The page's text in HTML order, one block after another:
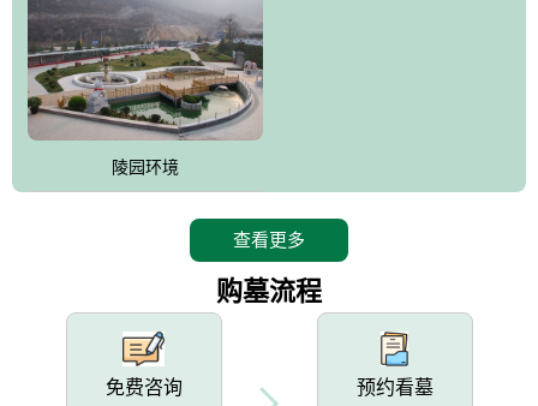
偿建墓立碑。建成后的烈士陵园将成为昌平区党员及各所学校的爱
国主义教育基地。
陵园环境
查看更多
购墓流程
免费咨询 预约看墓